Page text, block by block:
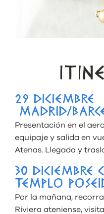
29 DICIEMBRE
MADRID/
Presentación en el
equipaje y salida en
Atenas. Llegada y
30 DICIEMBRE
TEMPLO
Por la mañana,
Riviera ateniense,